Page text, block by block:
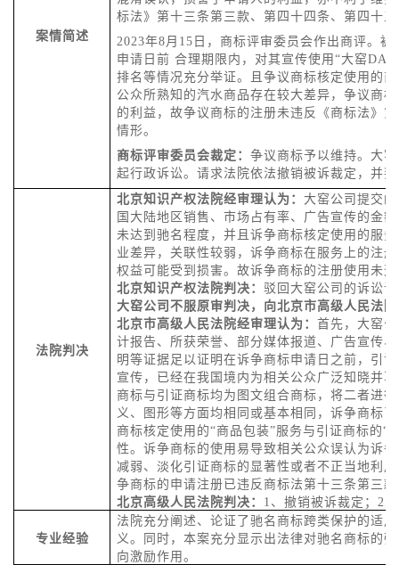
案情简述
标法》第十三条第三款、第四十四条、第四十
2023年8 月 15日，商标评审委员会作出商评。
申请日前 合理期限内，对其宣传使用“大窑
排名等情况充分举证。且争议商标核定使用的
公众所熟知的汽水商品存在较大差异，争议商
的利益，故争议商标的注册未违反《商标法》
情形。
商标评审委员会裁定： 争议商标予以维持。 大窑
起行政诉讼。请求法院依法撤销被诉裁定，并
法院判决
北京知识产权法院经审理认为： 大窑 公司提交
国大陆地区销售、市场占有率、广告宣传的金
未达到驰名程度，并且诉争商标核定使用的服
业差异，关联性较弱，诉争商标在服务上的注
权益可能受到损害。故诉争商标的注册使用未
北京知识产权法院判决： 驳回大窑公司的诉讼
大窑公司不服原审判决，向北京市高级人民法
北京市高级人民法院经审理认为： 首先， 大窑
计报告、所获荣誉、部分媒体报道、广告宣传
明等证据足以证明在诉争商标申请日之前，引
宣传，已经在我国境内为相关公众广泛知晓并
商标与引证商标均为图文组合商标，将二者进
义、图形等方面均相同或基本相同，诉争商标
商标核定使用的“商品包装”服务与引证商标的
性。诉争商标的使用易导致相关公众误认为诉
减弱、淡化引证商标的显著性或者不正当地利
争商标的申请注册已违反商标法第十三条第三
北京高级人民法院判决： 1 、撤销被诉裁定； 2
专业经验
法院充分阐述、论证了驰名商标跨类保护的适
义。同时，本案充分显示出法律对驰名商标的
向激励作用。